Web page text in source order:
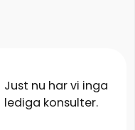
Just nu har vi inga
lediga konsulter.